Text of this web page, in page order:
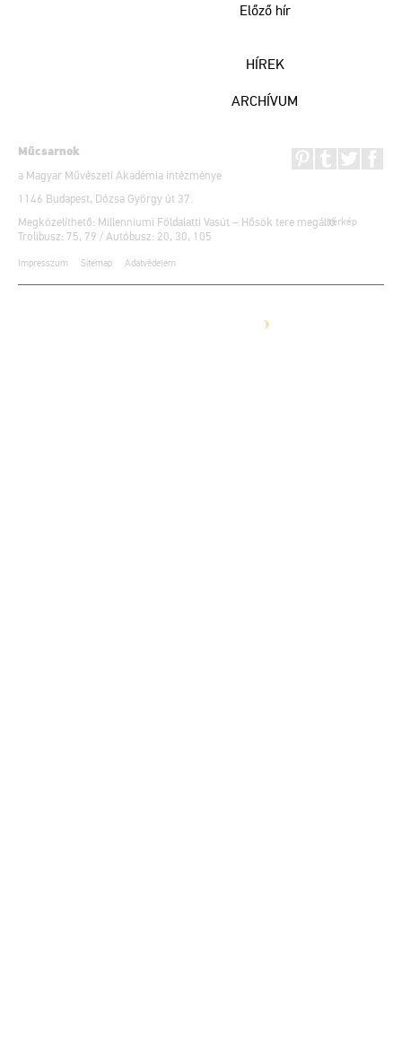
Előző hír
HÍREK
ARCHÍVUM
Műcsarnok
a Magyar Művészeti Akadémia intézménye
1146 Budapest, Dózsa György út 37.
Megközelíthető: Millenniumi Földalatti Vasút – Hősök tere megálló
Trolibusz: 75, 79 / Autóbusz: 20, 30, 105
Impresszum Sitemap Adatvédelem
térkép